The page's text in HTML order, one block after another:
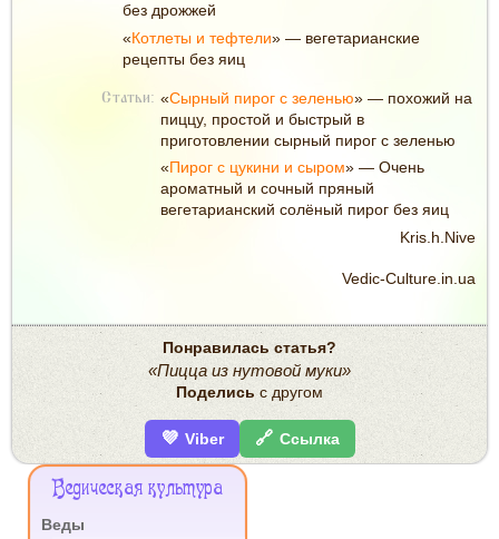
без дрожжей
«Котлеты и тефтели» — вегетарианские
рецепты без яиц
Статьи: «Сырный пирог с зеленью» — похожий на
пиццу, простой и быстрый в
приготовлении сырный пирог с зеленью
«Пирог с цукини и сыром» — Очень
ароматный и сочный пряный
вегетарианский солёный пирог без яиц
Kris.h.Nive
Vedic-Culture.in.ua
Понравилась статья?
«Пицца из нутовой муки»
Поделись с другом
💜 Viber 🔗 Ссылка
Меню
Ведическая культура
Веды